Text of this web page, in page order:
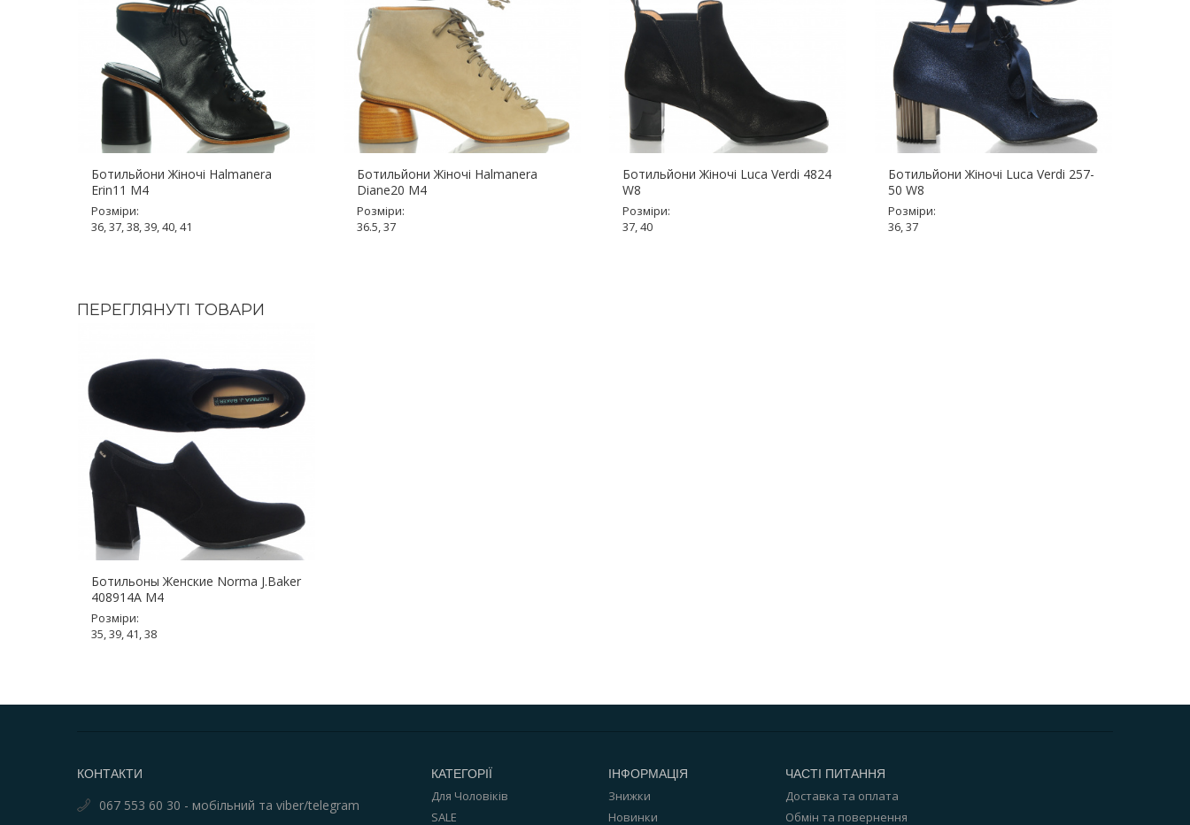
Ботильйони Жіночі Halmanera
Erin11 M4
Розміри:
36, 37, 38, 39, 40, 41
Ботильйони Жіночі Halmanera
Diane20 M4
Розміри:
36.5, 37
Ботильйони Жіночі Luca Verdi 4824
W8
Розміри:
37, 40
Ботильйони Жіночі Luca Verdi 257-
50 W8
Розміри:
36, 37
ПЕРЕГЛЯНУТІ ТОВАРИ
Ботильоны Женские Norma J.Baker
408914A M4
Розміри:
35, 39, 41, 38
КОНТАКТИ
067 553 60 30 - мобільний та viber/telegram
КАТЕГОРІЇ
Для Чоловіків
SALE
ІНФОРМАЦІЯ
Знижки
Новинки
ЧАСТІ ПИТАННЯ
Доставка та оплата
Обмін та повернення